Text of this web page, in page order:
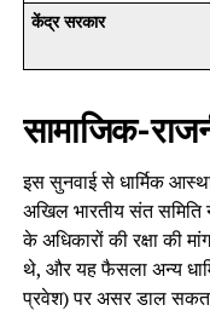
केंद्र सरकार
सामाजिक-
इस सुनवाई से धार्मिक
अखिल भारतीय संत समिति
के अधिकारों की रक्षा की
थे, और यह फैसला अन्य
प्रवेश) पर असर डाल